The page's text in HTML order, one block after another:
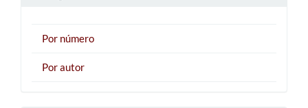
Por número
Por autor